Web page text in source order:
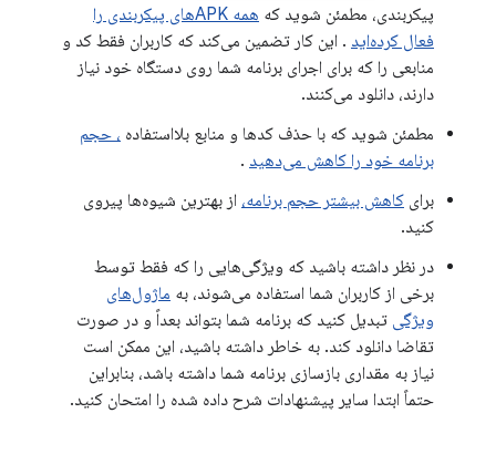
پیکربندی، مطمئن شوید که
همه APKهای پیکربندی را
فعال کرده‌اید . این کار تضمین می‌کند که کاربران فقط کد و
منابعی را که برای اجرای برنامه شما روی دستگاه خود نیاز
دارند، دانلود می‌کنند.
مطمئن شوید که با حذف کدها و منابع بلااستفاده ، حجم
برنامه خود را کاهش می‌دهید .
برای کاهش بیشتر حجم برنامه، از بهترین شیوه‌ها پیروی
کنید.
در نظر داشته باشید که ویژگی‌هایی را که فقط توسط
برخی از کاربران شما استفاده می‌شوند، به ماژول‌های
ویژگی تبدیل کنید که برنامه شما بتواند بعداً و در صورت
تقاضا دانلود کند. به خاطر داشته باشید، این ممکن است
نیاز به مقداری بازسازی برنامه شما داشته باشد، بنابراین
حتماً ابتدا سایر پیشنهادات شرح داده شده را امتحان کنید.